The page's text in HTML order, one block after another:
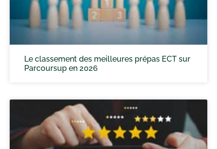
Le classement des meilleures prépas ECT sur
Parcoursup en 2026